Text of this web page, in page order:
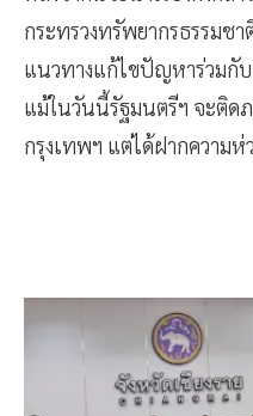
หลังจากนี้จะนำเรื่องดังกล่า
กระทรวงทรัพยากรธรรมช
แนวทางแก้ไขปัญหาร่วมกับ
แม้ในวันนี้รัฐมนตรีฯ จะติด